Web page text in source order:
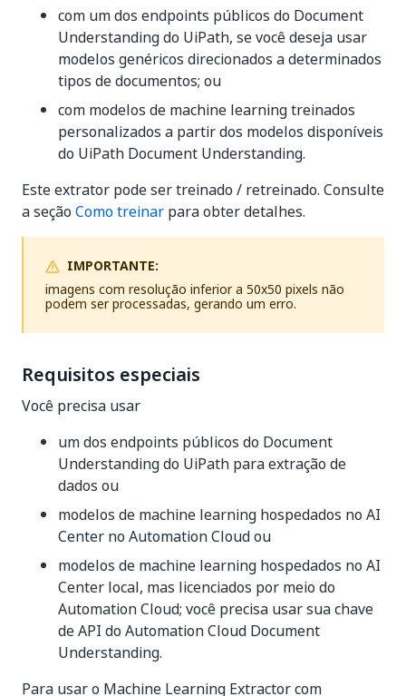
com um dos endpoints públicos do Document
Understanding do UiPath, se você deseja usar
modelos genéricos direcionados a determinados
tipos de documentos; ou
com modelos de machine learning treinados
personalizados a partir dos modelos disponíveis
do UiPath Document Understanding.
Este extrator pode ser treinado / retreinado. Consulte
a seção Como treinar para obter detalhes.
IMPORTANTE:
imagens com resolução inferior a 50x50 pixels não
podem ser processadas, gerando um erro.
Requisitos especiais
Você precisa usar
um dos endpoints públicos do Document
Understanding do UiPath para extração de
dados ou
modelos de machine learning hospedados no AI
Center no Automation Cloud ou
modelos de machine learning hospedados no AI
Center local, mas licenciados por meio do
Automation Cloud; você precisa usar sua chave
de API do Automation Cloud Document
Understanding.
Para usar o Machine Learning Extractor com